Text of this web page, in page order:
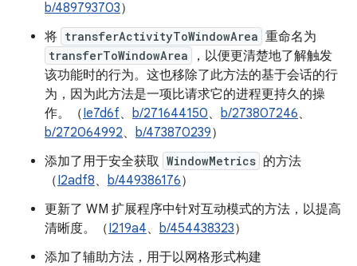
b/489793703）
将 transferActivityToWindowArea 重命名为
transferToWindowArea
，以便更清楚地了解触发
该功能时的行为。这也移除了此方法的基于会话的行
为，因为此方法是一项比请求它的进程更持久的操
作。（Ie7d6f、 b/271644150、 b/273807246、
b/272064992、 b/473870239）
添加了用于安全获取 WindowMetrics 的方法
（I2adf8、 b/449386176）
更新了 WM 扩展程序中针对互动模式的方法，以提高
清晰度。（I219a4、 b/454438323）
添加了辅助方法，用于以网格形式构建